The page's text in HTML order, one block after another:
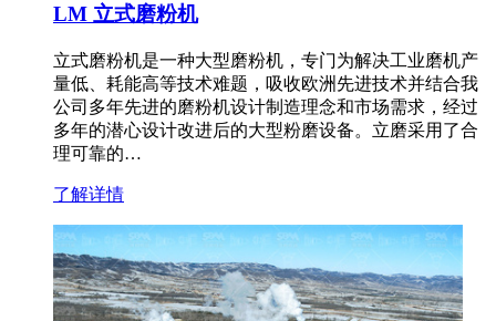
LM 立式磨粉机
立式磨粉机是一种大型磨粉机，专门为解决工业磨机产
量低、耗能高等技术难题，吸收欧洲先进技术并结合我
公司多年先进的磨粉机设计制造理念和市场需求，经过
多年的潜心设计改进后的大型粉磨设备。立磨采用了合
理可靠的…
了解详情